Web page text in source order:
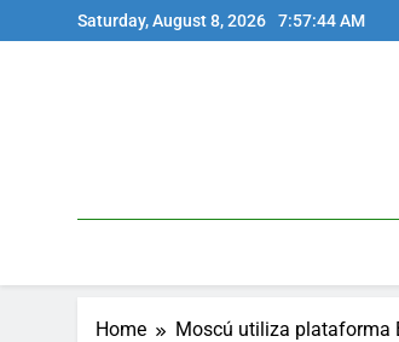
to
Saturday, August 8, 2026 7:57:45 AM
Home Moscú utiliza plataforma